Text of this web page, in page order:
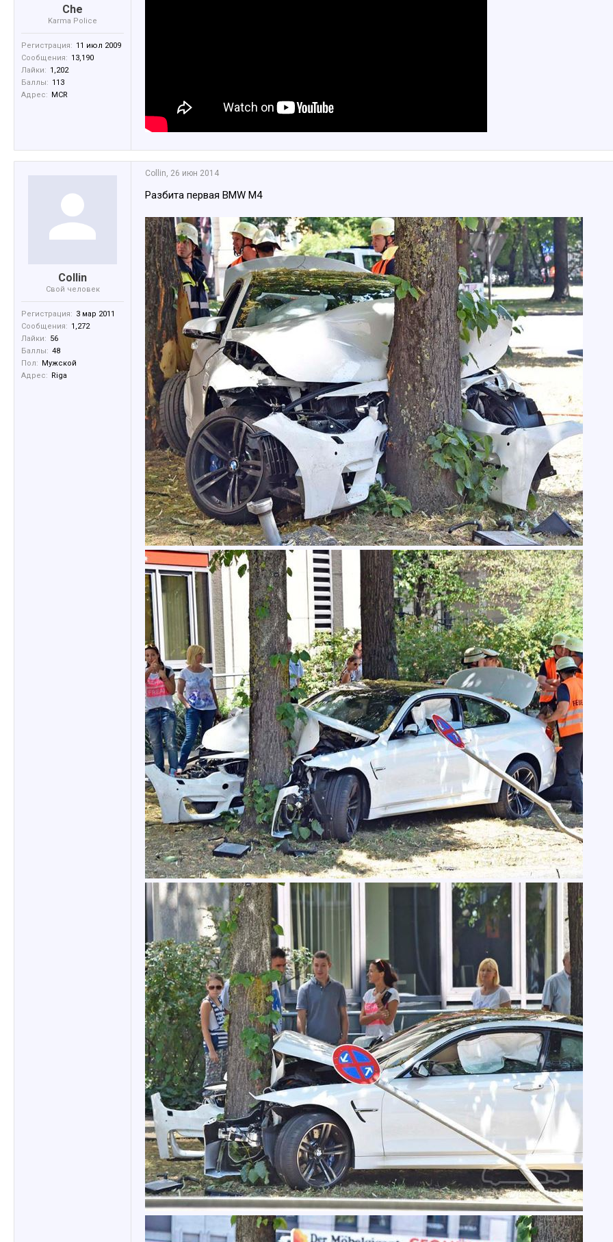
Che
Karma Police
Регистрация: 11 июл 2009
Сообщения: 13,190
Лайки: 1,202
Баллы: 113
Адрес: MCR
Collin
Свой человек
Регистрация: 3 мар 2011
Сообщения: 1,272
Лайки: 56
Баллы: 48
Пол: Мужской
Адрес: Riga
Collin, 26 июн 2014
Разбита первая BMW M4